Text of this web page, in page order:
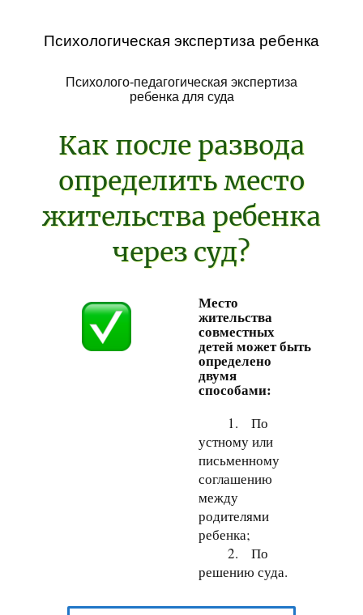
Психологическая экспертиза ребенка
Психолого-педагогическая экспертиза
ребенка для суда
Как после развода
определить место
жительства ребенка
через суд?
Место
жительства
совместных
детей может быть
определено
двумя
способами:
1. По
устному или
письменному
соглашению
между
родителями
ребенка;
2. По
решению суда.